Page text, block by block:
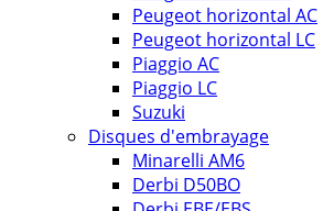
Peugeot horizontal AC
Peugeot horizontal LC
Piaggio AC
Piaggio LC
Suzuki
Disques d'embrayage
Minarelli AM6
Derbi D50BO